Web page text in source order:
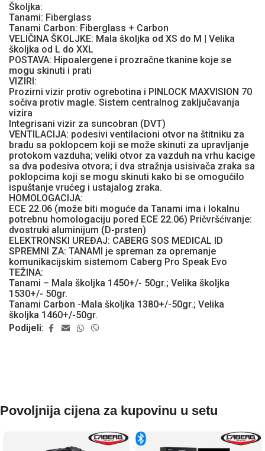
Školjka:
Tanami: Fiberglass
Tanami Carbon: Fiberglass + Carbon
VELIČINA ŠKOLJKE: Mala školjka od XS do M | Velika
školjka od L do XXL
POSTAVA: Hipoalergene i prozračne tkanine koje se
mogu skinuti i prati
VIZIRI:
Prozirni vizir protiv ogrebotina i PINLOCK MAXVISION 70
sočiva protiv magle. Sistem centralnog zaključavanja
vizira
Integrisani vizir za suncobran (DVT)
VENTILACIJA: podesivi ventilacioni otvor na štitniku za
bradu sa poklopcem koji se može skinuti za upravljanje
protokom vazduha; veliki otvor za vazduh na vrhu kacige
sa dva podesiva otvora; i dva stražnja usisivača zraka sa
poklopcima koji se mogu skinuti kako bi se omogućilo
ispuštanje vrućeg i ustajalog zraka.
HOMOLOGACIJA:
ECE 22.06 (može biti moguće da Tanami ima i lokalnu
potrebnu homologaciju pored ECE 22.06) Pričvršćivanje:
dvostruki aluminijum (D-prsten)
ELEKTRONSKI UREĐAJ: CABERG SOS MEDICAL ID
SPREMNI ZA: TANAMI je spreman za opremanje
komunikacijskim sistemom Caberg Pro Speak Evo
TEŽINA:
Tanami – Mala školjka 1450+/- 50gr.; Velika školjka
1530+/- 50gr.
Tanami Carbon -Mala školjka 1380+/-50gr.; Velika
školjka 1460+/-50gr.
Podijeli:
Povoljnija cijena za kupovinu u setu